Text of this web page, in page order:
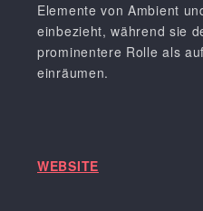
Elemente von Ambient
einbezieht, während sie
prominentere Rolle als
einräumen.
WEBSITE